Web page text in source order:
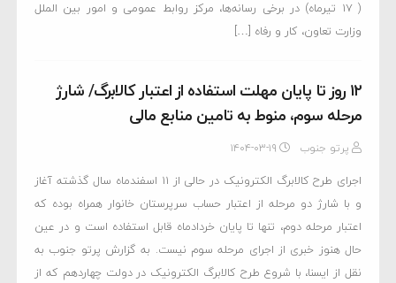
( ۱۷ تیرماه) در برخی رسانه‌ها، مرکز روابط عمومی و امور بین الملل
وزارت تعاون، کار و رفاه […]
۱۲ روز تا پایان مهلت استفاده از اعتبار کالابرگ/ شارژ
مرحله سوم، منوط به تامین منابع مالی
پرتو جنوب ۱۴۰۴-۰۳-۱۹
اجرای طرح کالابرگ الکترونیک در حالی از ۱۱ اسفندماه سال گذشته آغاز
و با شارژ دو مرحله از اعتبار حساب سرپرستان خانوار همراه بوده که
اعتبار مرحله دوم،‌ تنها تا پایان خردادماه قابل استفاده است و در عین
حال هنوز خبری از اجرای مرحله سوم نیست. به گزارش پرتو جنوب به
نقل از ایسنا،‌ با شروع طرح کالابرگ الکترونیک در دولت چهاردهم که از